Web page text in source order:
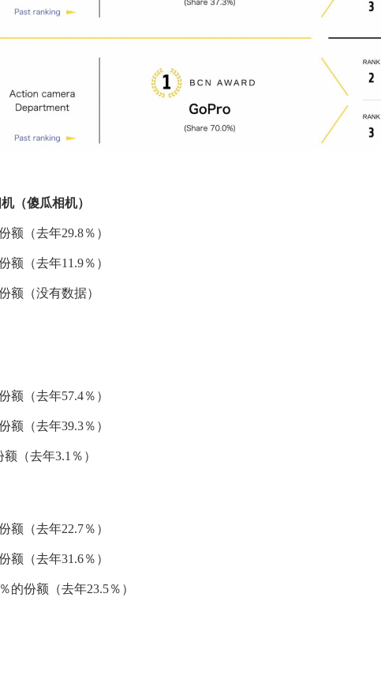
（傻瓜相机）
额（去年29.8％）
额（去年11.9％）
额（没有数据）
额（去年57.4％）
额（去年39.3％）
（去年3.1％）
额（去年22.7％）
额（去年31.6％）
的份额（去年23.5％）